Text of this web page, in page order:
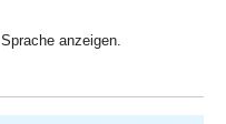
anzeigen.